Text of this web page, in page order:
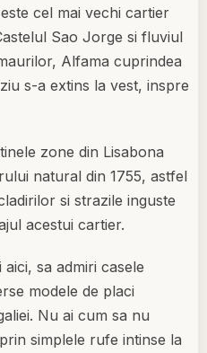
cel mai vechi cartier
Sao Jorge si fluviul
Alfama cuprindea
s-a extins la vest, inspre
zone din Lisabona
natural din 1755, astfel
si strazile inguste
acestui cartier.
sa admiri casele
modele de placi
Nu ai cum sa nu
simplele rufe intinse la